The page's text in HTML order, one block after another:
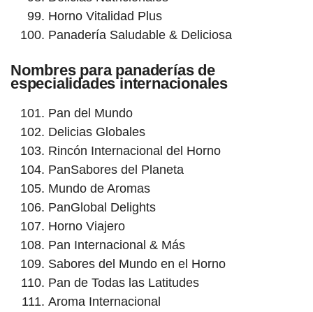
Horno Vitalidad Plus
Panadería Saludable & Deliciosa
Nombres para panaderías de
especialidades internacionales
Pan del Mundo
Delicias Globales
Rincón Internacional del Horno
PanSabores del Planeta
Mundo de Aromas
PanGlobal Delights
Horno Viajero
Pan Internacional & Más
Sabores del Mundo en el Horno
Pan de Todas las Latitudes
Aroma Internacional